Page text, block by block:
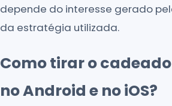
depende do interesse gerado
da estratégia utilizada.
Como tirar o
no Android e no iOS?